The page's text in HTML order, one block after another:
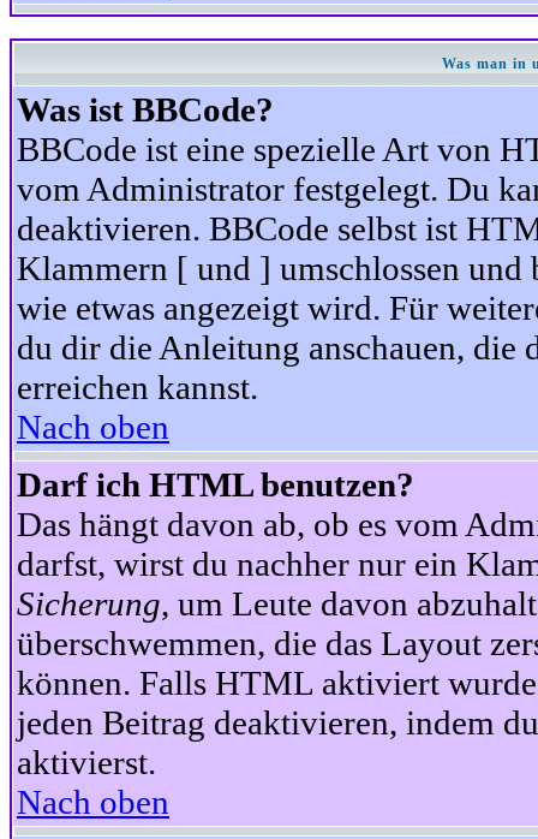
Was man in
Was ist BBCode?
BBCode ist eine spezielle Art von
vom Administrator festgelegt. Du
deaktivieren. BBCode selbst ist
Klammern [ und ] umschlossen
wie etwas angezeigt wird. Für
du dir die Anleitung anschauen, die
erreichen kannst.
Nach oben
Darf ich HTML benutzen?
Das hängt davon ab, ob es vom
darfst, wirst du nachher nur ein
Sicherung, um Leute davon
überschwemmen, die das Layout
können. Falls HTML aktiviert
jeden Beitrag deaktivieren, indem
aktivierst.
Nach oben